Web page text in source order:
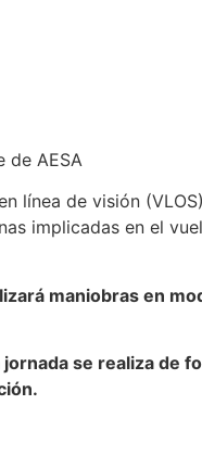
de AESA
línea de visión
implicadas en el
maniobras en
se realiza de